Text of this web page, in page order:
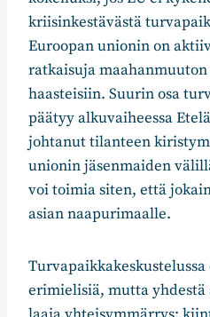
kriisinkestävästä
Euroopan unionin on
ratkaisuja
haasteisiin. Suurin osa
päätyy alkuvaiheessa
johtanut tilanteen
unionin jäsenmaiden
voi toimia siten, että
asian naapurimaalle.
erimielisiä, mutta yhdestä